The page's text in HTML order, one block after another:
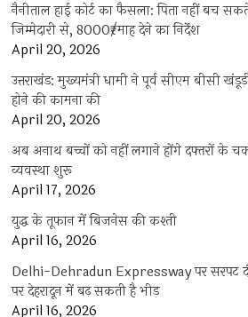
नैनीताल हाई कोर्ट का फैसला: पिता नहीं बच
जिम्मेदारी से, 8000₹/माह देने का निर्देश
April 20, 2026
उत्तराखंड: मुख्यमंत्री धामी ने पूर्व सीएम बीसी
होने की कामना की
April 20, 2026
अब अनाथ बच्चों को नहीं लगाने होंगे दफ्तरों के
व्यवस्था शुरू
April 17, 2026
युद्ध के तूफान में बिजनेस की कश्ती
April 16, 2026
Delhi-Dehradun Expressway पर सरपट
पर देहरादून में बढ़ सकती है भीड़
April 16, 2026